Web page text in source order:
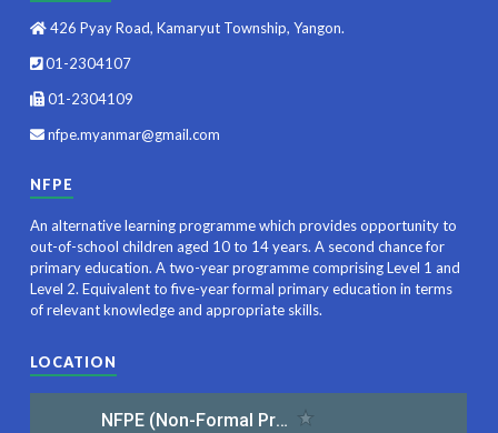
426 Pyay Road, Kamaryut Township, Yangon.
01-2304107
01-2304109
nfpe.myanmar@gmail.com
NFPE
An alternative learning programme which provides opportunity to
out-of-school children aged 10 to 14 years. A second chance for
primary education. A two-year programme comprising Level 1 and
Level 2. Equivalent to five-year formal primary education in terms
of relevant knowledge and appropriate skills.
LOCATION